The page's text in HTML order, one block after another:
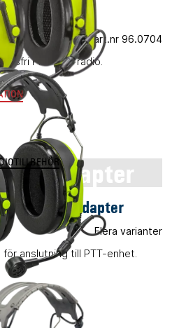
Plus
Vårt art.nr 96.0704
PMR446-radio.
adapter
3 för PTT-adapter
Flera varianter
anslutning till PTT-enhet.